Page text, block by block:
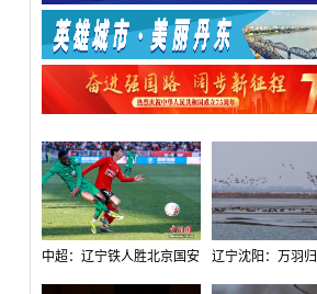
中超：辽宁铁人胜北京国安